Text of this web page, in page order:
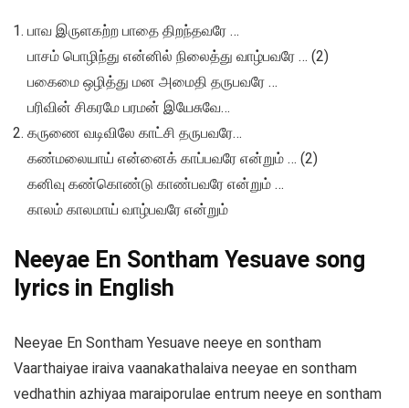
பாவ இருளகற்ற பாதை திறந்தவரே …
பாசம் பொழிந்து என்னில் நிலைத்து வாழ்பவரே … (2)
பகைமை ஒழித்து மன அமைதி தருபவரே …
பரிவின் சிகரமே பரமன் இயேசுவே…
கருணை வடிவிலே காட்சி தருபவரே…
கண்மலையாய் என்னைக் காப்பவரே என்றும் … (2)
கனிவு கண்கொண்டு காண்பவரே என்றும் …
காலம் காலமாய் வாழ்பவரே என்றும்
Neeyae En Sontham Yesuave song
lyrics in English
Neeyae En Sontham Yesuave neeye en sontham
Vaarthaiyae iraiva vaanakathalaiva neeyae en sontham
vedhathin azhiyaa maraiporulae entrum neeye en sontham